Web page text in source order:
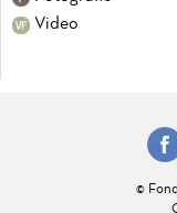
Video
©